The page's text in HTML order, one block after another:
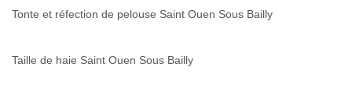
Tonte et réfection de pelouse Saint Ouen Sous Bailly
Taille de haie Saint Ouen Sous Bailly